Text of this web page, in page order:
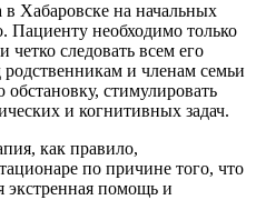
Хабаровске на начальных
Пациенту необходимо только
четко следовать всем его
и членам семьи
стимулировать
и когнитивных задач.
как правило,
по причине того, что
экстренная помощь и